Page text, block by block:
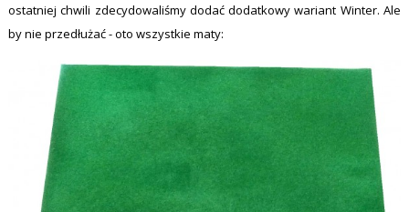
ostatniej chwili zdecydowaliśmy dodać dodatkowy wariant Winter. Ale
by nie przedłużać - oto wszystkie maty: